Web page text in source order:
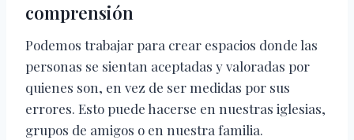
comprensión
Podemos trabajar para crear espacios donde las
personas se sientan aceptadas y valoradas por
quienes son, en vez de ser medidas por sus
errores. Esto puede hacerse en nuestras iglesias,
grupos de amigos o en nuestra familia.